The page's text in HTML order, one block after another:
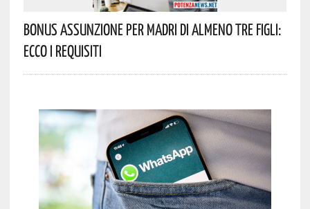
Bonus Assunzione Per Madri Di Almeno Tre Figli:
Ecco I Requisiti